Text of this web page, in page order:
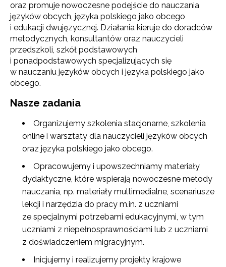
oraz promuje nowoczesne podejście do nauczania
języków obcych, języka polskiego jako obcego
i edukacji dwujęzycznej. Działania kieruje do doradców
metodycznych, konsultantów oraz nauczycieli
przedszkoli, szkół podstawowych
i ponadpodstawowych specjalizujących się
w nauczaniu języków obcych i języka polskiego jako
obcego.
Nasze zadania
Organizujemy szkolenia stacjonarne, szkolenia
online i warsztaty dla nauczycieli języków obcych
oraz języka polskiego jako obcego.
Opracowujemy i upowszechniamy materiały
dydaktyczne, które wspierają nowoczesne metody
nauczania, np. materiały multimedialne, scenariusze
lekcji i narzędzia do pracy m.in. z uczniami
ze specjalnymi potrzebami edukacyjnymi, w tym
uczniami z niepełnosprawnościami lub z uczniami
z doświadczeniem migracyjnym.
Inicjujemy i realizujemy projekty krajowe